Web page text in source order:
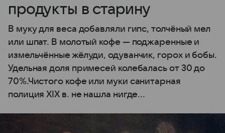
продукты в старину
В муку для веса добавляли гипс, толчёный мел
или шпат. В молотый кофе — поджаренные и
измельчённые жёлуди, одуванчик, горох и бобы.
Удельная доля примесей колебалась от 30 до
70%.Чистого кофе или муки санитарная
полиция XIX в. не нашла нигде...